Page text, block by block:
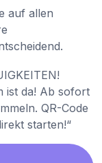
auf allen
ist da! Ab sofort
QR-Code
starten!“